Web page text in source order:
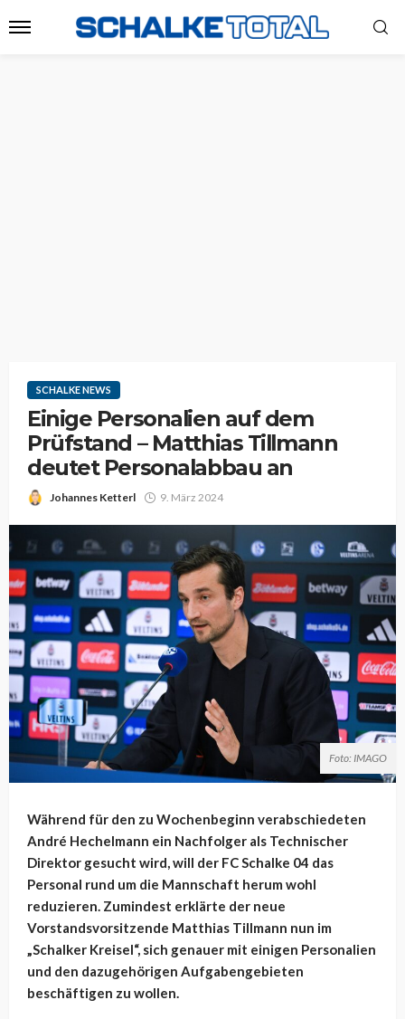
SCHALKE NEWS
Einige Personalien auf dem
Prüfstand – Matthias Tillmann
deutet Personalabbau an
Johannes Ketterl 9. März 2024
Foto: IMAGO
Während für den zu Wochenbeginn verabschiedeten
André Hechelmann ein Nachfolger als Technischer
Direktor gesucht wird, will der FC Schalke 04 das
Personal rund um die Mannschaft herum wohl
reduzieren. Zumindest erklärte der neue
Vorstandsvorsitzende Matthias Tillmann nun im
„Schalker Kreisel“, sich genauer mit einigen Personalien
und den dazugehörigen Aufgabengebieten
beschäftigen zu wollen.